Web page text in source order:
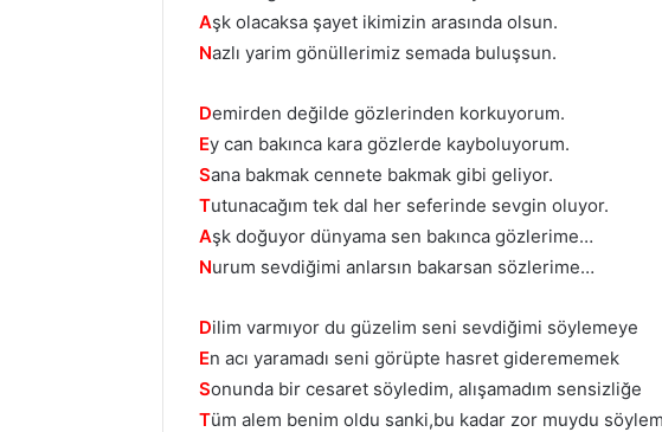
Aşk olacaksa şayet ikimizin arasında olsun.
Nazlı yarim gönüllerimiz semada buluşsun.
Demirden değilde gözlerinden korkuyorum.
Ey can bakınca kara gözlerde kayboluyorum.
Sana bakmak cennete bakmak gibi geliyor.
Tutunacağım tek dal her seferinde sevgin oluyor.
Aşk doğuyor dünyama sen bakınca gözlerime…
Nurum sevdiğimi anlarsın bakarsan sözlerime…
Dilim varmıyor du güzelim seni sevdiğimi söylemeye
En acı yaramadı seni görüpte hasret giderememek
Sonunda bir cesaret söyledim, alışamadım sensizliğe
Tüm alem benim oldu sanki,bu kadar zor muydu